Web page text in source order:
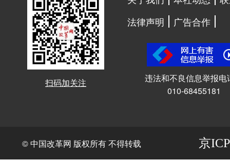
扫码加关注
法律声明
广告合作
违法和不良信息举报电
010-68455181
© 中国改革网 版权所有 不得转载 京